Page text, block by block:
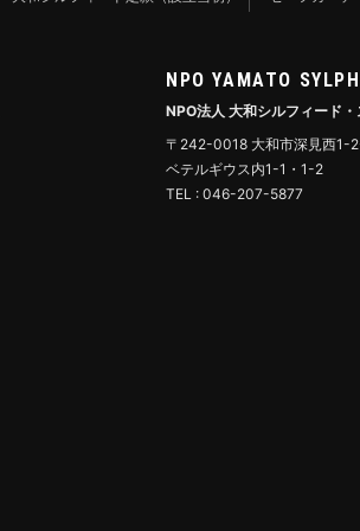
NPO YAMATO
NPO法人 大和シルフィード
〒242-0018 大和市深見西1-
ベテルギウス内1-1・1-2
TEL : 046-207-5877